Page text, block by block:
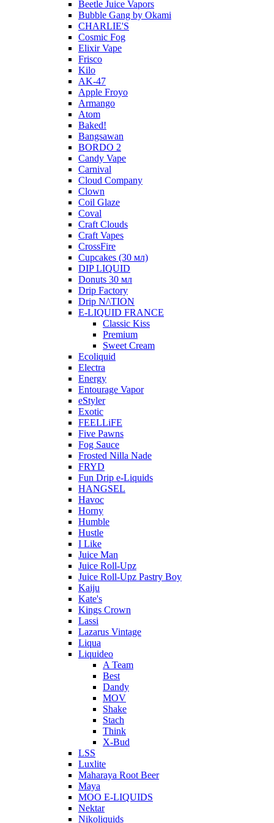
Beetle Juice Vapors
Bubble Gang by Okami
CHARLIE'S
Cosmic Fog
Elixir Vape
Frisco
Kilo
AK-47
Apple Froyo
Armango
Atom
Baked!
Bangsawan
BORDO 2
Candy Vape
Carnival
Cloud Company
Clown
Coil Glaze
Coval
Craft Clouds
Craft Vapes
CrossFire
Cupcakes (30 мл)
DIP LIQUID
Donuts 30 мл
Drip Factory
Drip N/\TION
E-LIQUID FRANCE
Classic Kiss
Premium
Sweet Cream
Ecoliquid
Electra
Energy
Entourage Vapor
eStyler
Exotic
FEELLiFE
Five Pawns
Fog Sauce
Frosted Nilla Nade
FRYD
Fun Drip e-Liquids
HANGSEL
Havoc
Horny
Humble
Hustle
I Like
Juice Man
Juice Roll-Upz
Juice Roll-Upz Pastry Boy
Kaiju
Kate's
Kings Crown
Lassi
Lazarus Vintage
Liqua
Liquideo
A Team
Best
Dandy
MOV
Shake
Stach
Think
X-Bud
LSS
Luxlite
Maharaya Root Beer
Maya
MOO E-LIQUIDS
Nektar
Nikoliquids